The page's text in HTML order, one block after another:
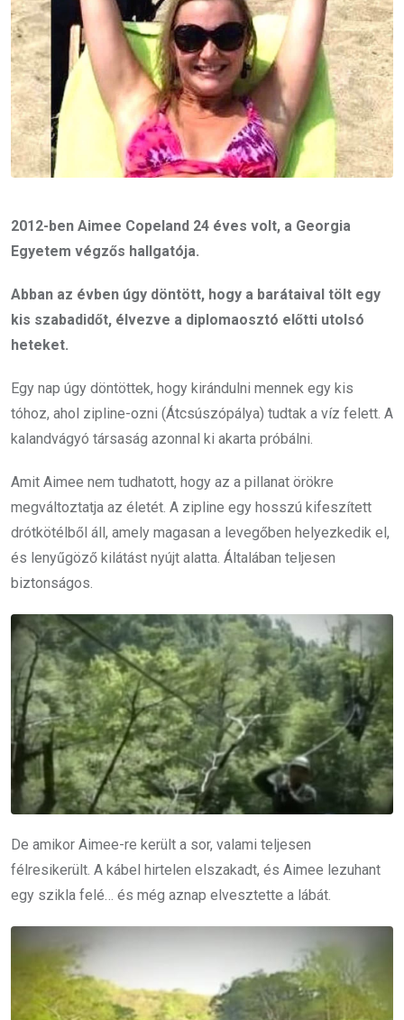
2012-ben Aimee Copeland 24 éves volt, a Georgia
Egyetem végzős hallgatója.
Abban az évben úgy döntött, hogy a barátaival tölt egy
kis szabadidőt, élvezve a diplomaosztó előtti utolsó
heteket.
Egy nap úgy döntöttek, hogy kirándulni mennek egy kis
tóhoz, ahol zipline-ozni (Átcsúszópálya) tudtak a víz felett. A
kalandvágyó társaság azonnal ki akarta próbálni.
Amit Aimee nem tudhatott, hogy az a pillanat örökre
megváltoztatja az életét. A zipline egy hosszú kifeszített
drótkötélből áll, amely magasan a levegőben helyezkedik el,
és lenyűgöző kilátást nyújt alatta. Általában teljesen
biztonságos.
De amikor Aimee-re került a sor, valami teljesen
félresikerült. A kábel hirtelen elszakadt, és Aimee lezuhant
egy szikla felé… és még aznap elvesztette a lábát.